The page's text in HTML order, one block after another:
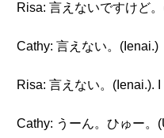
Risa: 言えないですけど
Cathy: 言えない。(Ienai.)
Risa: 言えない。(Ienai.). I
Cathy: うーん。ひゅー。